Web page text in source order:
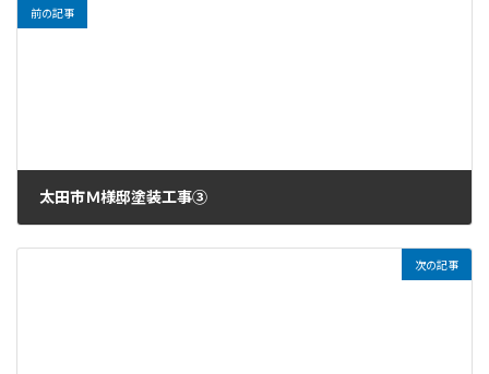
前の記事
太田市Ｍ様邸塗装工事③
次の記事